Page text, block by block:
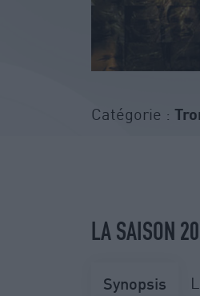
Catégorie :
LA SAISON
Synopsis